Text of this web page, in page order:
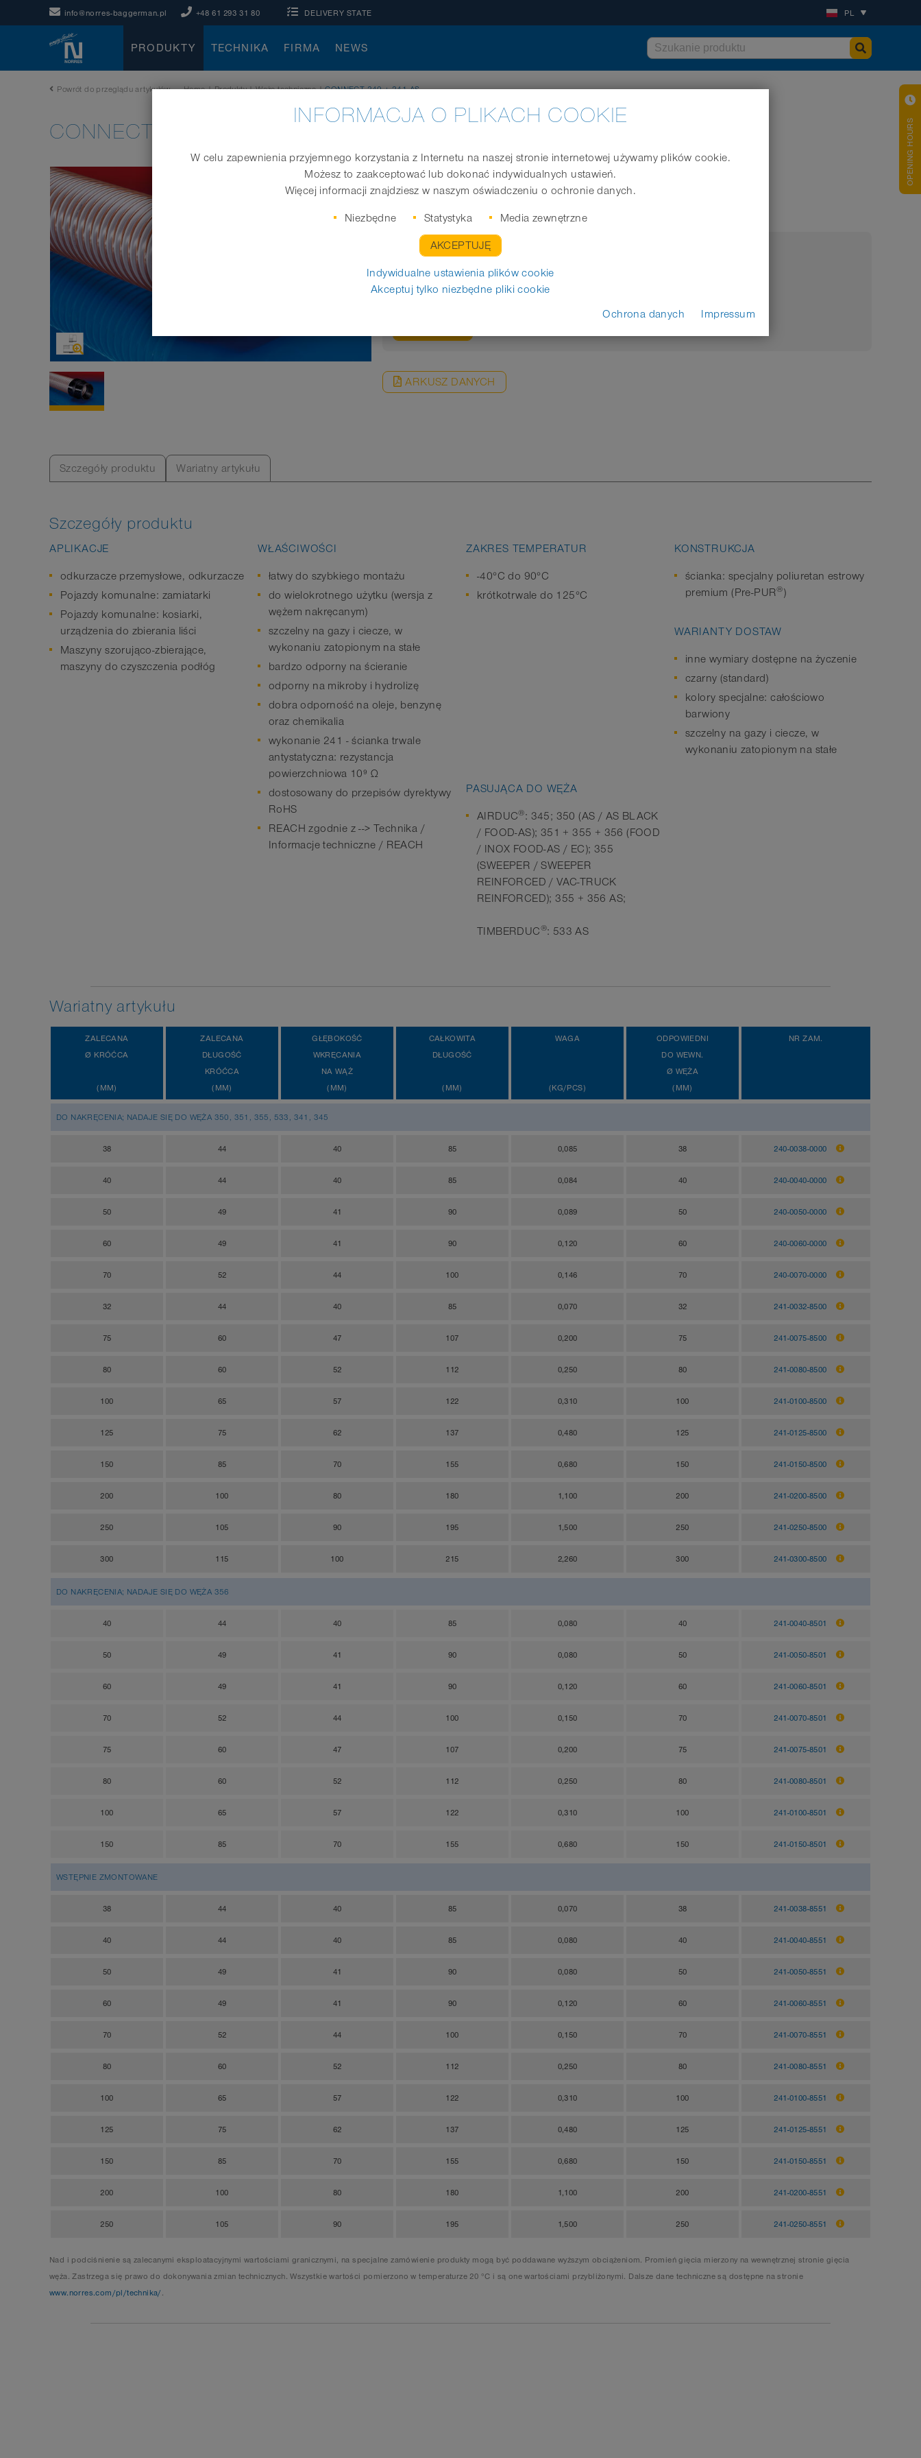
info@norres-baggerman.pl +48 61 293 31 80 DELIVERY STATE PL
PRODUKTY TECHNIKA FIRMA NEWS
Powrót do przeglądu artykułów Home | Produkty | Węże techniczne | CONNECT 240 + 241 AS
CONNECT 240 + 241 AS
Miękka złączka do nasuwania na króćce lub do wsuwania do rur
odpowiedni do wewn. Ø węża
(mm)
ARKUSZ DANYCH
Szczegóły produktu Wariatny artykułu
Szczegóły produktu
APLIKACJE
odkurzacze przemysłowe, odkurzacze
Pojazdy komunalne: zamiatarki
Pojazdy komunalne: kosiarki,
urządzenia do zbierania liści
Maszyny szorująco-zbierające,
maszyny do czyszczenia podłóg
WŁAŚCIWOŚCI
łatwy do szybkiego montażu
do wielokrotnego użytku (wersja z
wężem nakręcanym)
szczelny na gazy i ciecze, w
wykonaniu zatopionym na stałe
bardzo odporny na ścieranie
odporny na mikroby i hydrolizę
dobra odporność na oleje, benzynę
oraz chemikalia
wykonanie 241 - ścianka trwale
antystatyczna: rezystancja
powierzchniowa 10⁹ Ω
dostosowany do przepisów dyrektywy
RoHS
REACH zgodnie z --> Technika /
Informacje techniczne / REACH
ZAKRES TEMPERATUR
-40°C do 90°C
krótkotrwale do 125°C
KONSTRUKCJA
ścianka: specjalny poliuretan estrowy
premium (Pre-PUR®)
WARIANTY DOSTAW
inne wymiary dostępne na życzenie
czarny (standard)
kolory specjalne: całościowo
barwiony
szczelny na gazy i ciecze, w
wykonaniu zatopionym na stałe
PASUJĄCA DO WĘŻA
AIRDUC®: 345; 350 (AS / AS BLACK
/ FOOD-AS); 351 + 355 + 356 (FOOD
/ INOX FOOD-AS / EC); 355
(SWEEPER / SWEEPER
REINFORCED / VAC-TRUCK
REINFORCED); 355 + 356 AS;
TIMBERDUC®: 533 AS
Wariatny artykułu
ZALECANA
Ø KRÓĆCA
(MM)
ZALECANA
DŁUGOŚĆ
KRÓĆCA
(MM)
GŁĘBOKOŚĆ
WKRĘCANIA
NA WĄŻ
(MM)
CAŁKOWITA
DŁUGOŚĆ
(MM)
WAGA
(KG/PCS)
ODPOWIEDNI
DO WEWN.
Ø WĘŻA
(MM)
NR ZAM.
DO NAKRĘCENIA; NADAJE SIĘ DO WĘŻA 350, 351, 355, 533, 341, 345
38 44 40 85 0,085 38 240-0038-0000
40 44 40 85 0,084 40 240-0040-0000
50 49 41 90 0,089 50 240-0050-0000
60 49 41 90 0,120 60 240-0060-0000
70 52 44 100 0,146 70 240-0070-0000
32 44 40 85 0,070 32 241-0032-8500
75 60 47 107 0,200 75 241-0075-8500
80 60 52 112 0,250 80 241-0080-8500
100 65 57 122 0,310 100 241-0100-8500
125 75 62 137 0,480 125 241-0125-8500
150 85 70 155 0,680 150 241-0150-8500
200 100 80 180 1,100 200 241-0200-8500
250 105 90 195 1,500 250 241-0250-8500
300 115 100 215 2,260 300 241-0300-8500
DO NAKRĘCENIA; NADAJE SIĘ DO WĘŻA 356
40 44 40 85 0,080 40 241-0040-8501
50 49 41 90 0,080 50 241-0050-8501
60 49 41 90 0,120 60 241-0060-8501
70 52 44 100 0,150 70 241-0070-8501
75 60 47 107 0,200 75 241-0075-8501
80 60 52 112 0,250 80 241-0080-8501
100 65 57 122 0,310 100 241-0100-8501
150 85 70 155 0,680 150 241-0150-8501
WSTĘPNIE ZMONTOWANE
38 44 40 85 0,070 38 241-0038-8551
40 44 40 85 0,080 40 241-0040-8551
50 49 41 90 0,080 50 241-0050-8551
60 49 41 90 0,120 60 241-0060-8551
70 52 44 100 0,150 70 241-0070-8551
80 60 52 112 0,250 80 241-0080-8551
100 65 57 122 0,310 100 241-0100-8551
125 75 62 137 0,480 125 241-0125-8551
150 85 70 155 0,680 150 241-0150-8551
200 100 80 180 1,100 200 241-0200-8551
250 105 90 195 1,500 250 241-0250-8551
Nad i podciśnienie są zalecanymi eksploatacyjnymi wartościami granicznymi, na specjalne zamówienie produkty mogą być poddawane wyższym obciążeniom. Promień gięcia mierzony na wewnętrznej stronie gięcia
węża. Zastrzega się prawo do dokonywania zmian technicznych. Wszystkie wartości pomierzono w temperaturze 20 °C i są one wartościami przybliżonymi. Dalsze dane techniczne są dostępne na stronie
www.norres.com/pl/technika/.
OPENING HOURS
INFORMACJA O PLIKACH COOKIE
W celu zapewnienia przyjemnego korzystania z Internetu na naszej stronie internetowej używamy plików cookie.
Możesz to zaakceptować lub dokonać indywidualnych ustawień.
Więcej informacji znajdziesz w naszym oświadczeniu o ochronie danych.
Niezbędne Statystyka Media zewnętrzne
AKCEPTUJĘ
Indywidualne ustawienia plików cookie
Akceptuj tylko niezbędne pliki cookie
Ochrona danych
Impressum